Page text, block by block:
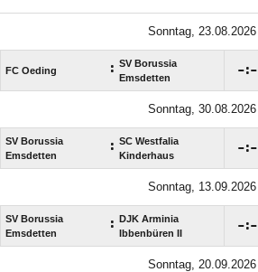
Sonntag, 23.08.2026
FC Oeding : SV Borussia
Emsdetten
:
Sonntag, 30.08.2026
SV Borussia
Emsdetten
: SC Westfalia
Kinderhaus
:
Sonntag, 13.09.2026
SV Borussia
Emsdetten
: DJK Arminia
Ibbenbüren II
:
Sonntag, 20.09.2026